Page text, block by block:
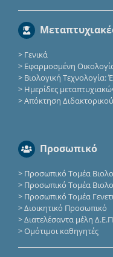
> Γενικά
> Εφαρμοσμένη
>Βιολογική Τεχνολογία:
> Ημερίδες
>Απόκτηση
Προσωπικό
> Προσωπικό Τομέα
> Προσωπικό Τομέα
> Προσωπικό Τομέα
>Διοικητικό Προσωπικό
>Διατελέσαντα μέλη
>Ομότιμοι καθηγητές